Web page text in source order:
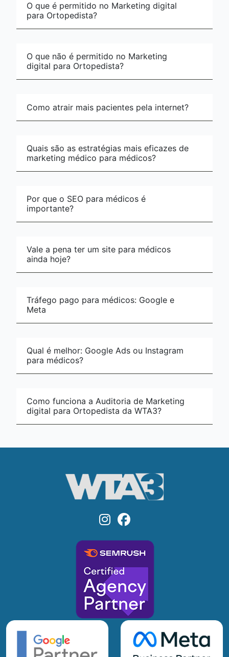
O que é permitido no Marketing digital
para Ortopedista?
O que não é permitido no Marketing
digital para Ortopedista?
Como atrair mais pacientes pela internet?
Quais são as estratégias mais eficazes de
marketing médico para médicos?
Por que o SEO para médicos é
importante?
Vale a pena ter um site para médicos
ainda hoje?
Tráfego pago para médicos: Google e
Meta
Qual é melhor: Google Ads ou Instagram
para médicos?
Como funciona a Auditoria de Marketing
digital para Ortopedista da WTA3?